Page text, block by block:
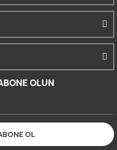
OLUN
OL